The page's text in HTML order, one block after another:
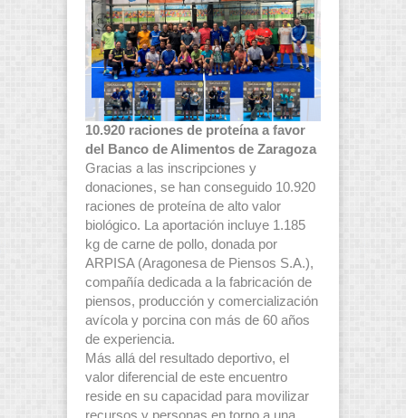
10.920 raciones de proteína a favor
del Banco de Alimentos de Zaragoza
Gracias a las inscripciones y
donaciones, se han conseguido 10.920
raciones de proteína de alto valor
biológico. La aportación incluye 1.185
kg de carne de pollo, donada por
ARPISA (Aragonesa de Piensos S.A.),
compañía dedicada a la fabricación de
piensos, producción y comercialización
avícola y porcina con más de 60 años
de experiencia.
Más allá del resultado deportivo, el
valor diferencial de este encuentro
reside en su capacidad para movilizar